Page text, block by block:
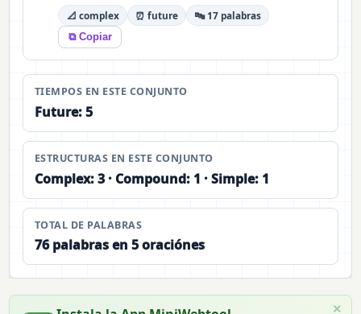
📐 complex ⏰ future 🔤 17 palabras
⧉ Copiar
TIEMPOS EN ESTE CONJUNTO
Future: 5
ESTRUCTURAS EN ESTE CONJUNTO
Complex: 3 · Compound: 1 · Simple: 1
TOTAL DE PALABRAS
76 palabras en 5 oraciónes
×